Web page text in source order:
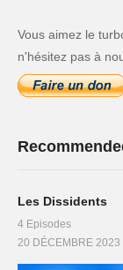
Vous aimez le
n'hésitez pas à
Les Dissidents
4 Episodes
20 DÉCEMBRE 2023